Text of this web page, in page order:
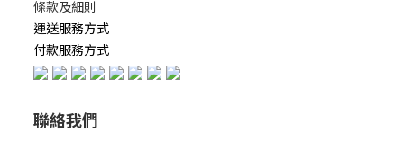
條款及細則
運送服務方式
付款服務方式
聯絡我們